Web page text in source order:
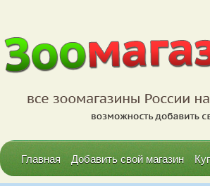
Главная Добавить свой магазин